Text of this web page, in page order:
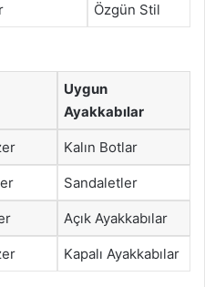
Özgün Stil
Uygun
Ayakkabılar
Kalın Botlar
Sandaletler
Açık Ayakkabılar
Kapalı Ayakkabılar